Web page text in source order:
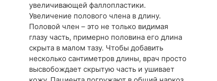
увеличивающей фаллопластики.
Увеличение полового члена в длину.
Половой член – это не только видимая
глазу часть, примерно половина его длина
скрыта в малом тазу. Чтобы добавить
несколько сантиметров длины, врач просто
высвобождает скрытую часть и ушивает